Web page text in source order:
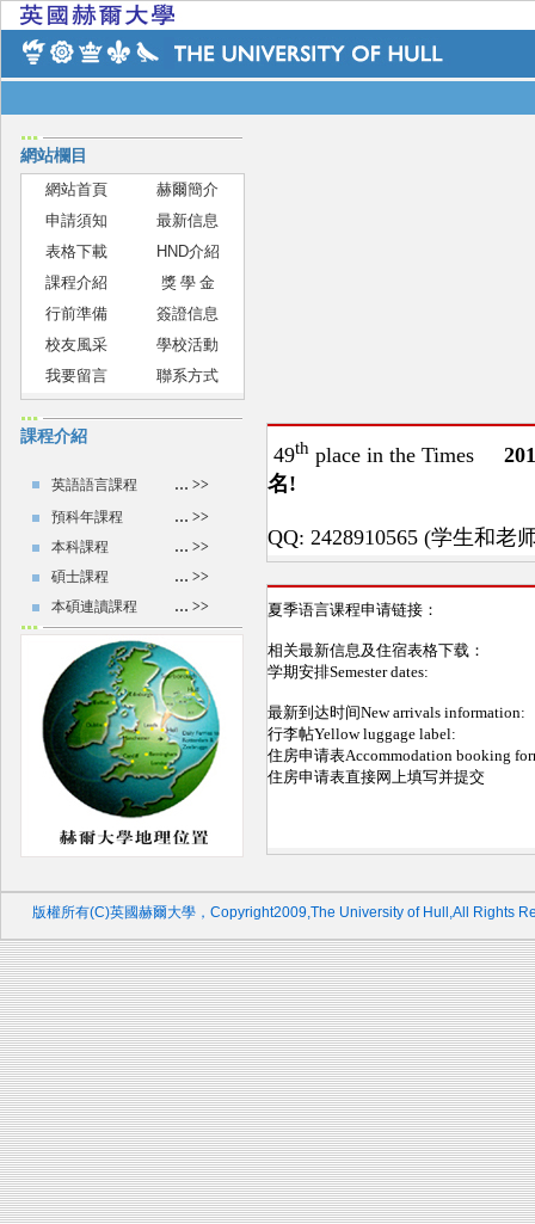
網站欄目
網站首頁
赫爾簡介
申請須知
最新信息
表格下載
HND介紹
課程介紹
獎 學 金
行前準備
簽證信息
校友風采
學校活動
我要留言
聯系方式
課程介紹
英語語言課程
… >>
預科年課程
… >>
本科課程
… >>
碩士課程
… >>
本碩連讀課程
… >>
版權所有(C)英國赫爾大學，Copyright2009,The University of Hull,All Rights